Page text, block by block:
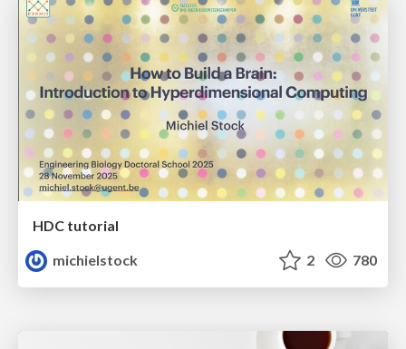
HDC tutorial
michielstock
2 780